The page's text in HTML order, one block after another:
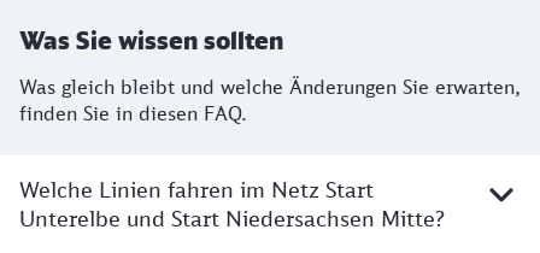
Was Sie wissen sollten
Was gleich bleibt und welche Änderungen Sie erwarten,
finden Sie in diesen FAQ.
Welche Linien fahren im Netz Start
Unterelbe und Start Niedersachsen Mitte?